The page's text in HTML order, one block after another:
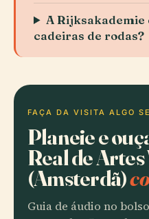
A Rijksakademie
cadeiras de rodas?
FAÇA DA VISITA ALGO
Planeie e
Real de Artes
(Amsterdã)
Guia de áudio no